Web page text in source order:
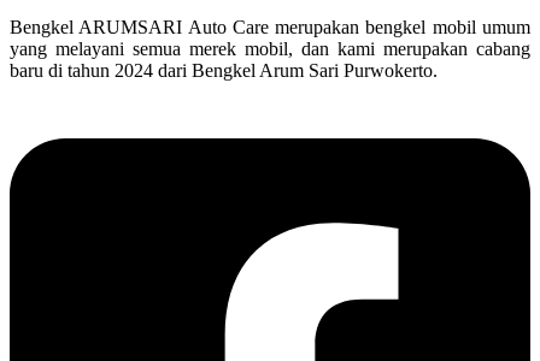
Bengkel ARUMSARI Auto Care merupakan bengkel mobil umum
yang melayani semua merek mobil, dan kami merupakan cabang
baru di tahun 2024 dari Bengkel Arum Sari Purwokerto.